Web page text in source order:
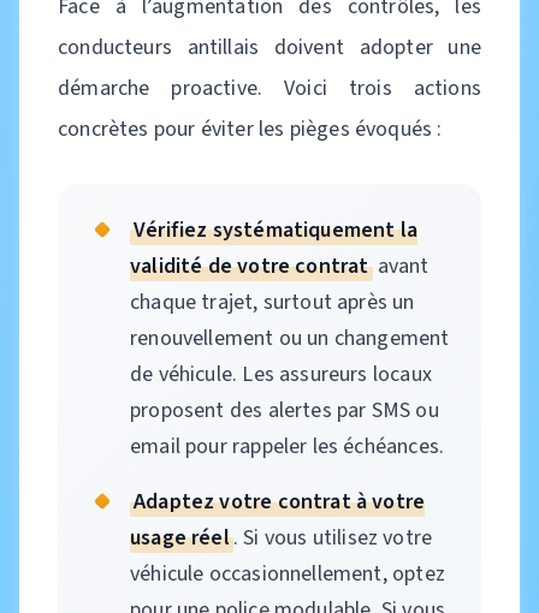
Face à l’augmentation des contrôles, les
conducteurs antillais doivent adopter une
démarche proactive. Voici trois actions
concrètes pour éviter les pièges évoqués :
Vérifiez systématiquement la
validité de votre contratavant
chaque trajet, surtout après un
renouvellement ou un changement
de véhicule. Les assureurs locaux
proposent des alertes par SMS ou
email pour rappeler les échéances.
Adaptez votre contrat à votre
usage réel. Si vous utilisez votre
véhicule occasionnellement, optez